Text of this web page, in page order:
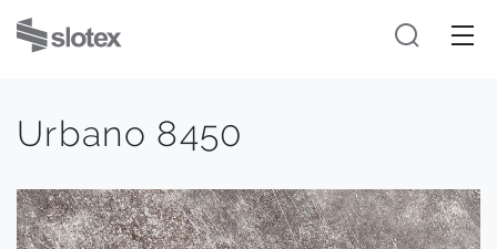
Urbano 8450